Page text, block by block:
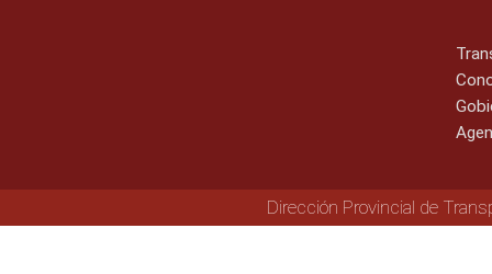
Dirección Provincial de